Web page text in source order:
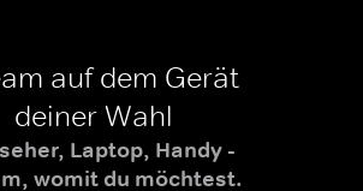
auf dem Gerät
deiner Wahl
Laptop, Handy -
womit du möchtest.